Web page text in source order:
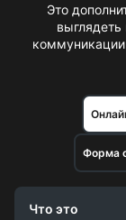
Это
Форма
Что это